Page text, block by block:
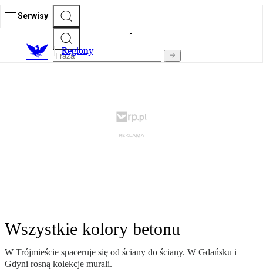
Serwisy
Regiony
Wszystkie kolory betonu
W Trójmieście spaceruje się od ściany do ściany. W Gdańsku i
Gdyni rosną kolekcje murali.